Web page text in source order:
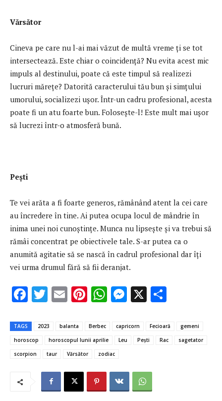
Vărsător
Cineva pe care nu l-ai mai văzut de multă vreme ți se tot
intersectează. Este chiar o coincidență? Nu evita acest mic
impuls al destinului, poate că este timpul să realizezi
lucruri mărețe? Datorită caracterului tău bun și simțului
umorului, socializezi ușor. Într-un cadru profesional, acesta
poate fi un atu foarte bun. Folosește-l! Este mult mai ușor
să lucrezi într-o atmosferă bună.
Pești
Te vei arăta a fi foarte generos, rămânând atent la cei care
au încredere în tine. Ai putea ocupa locul de mândrie în
inima unei noi cunoștințe. Munca nu lipsește și va trebui să
rămâi concentrat pe obiectivele tale. S-ar putea ca o
anumită agitatie să se nască în cadrul profesional dar îți
vei urma drumul fără să fii deranjat.
F
e
b
o
T
it
te
r
E
ai
l
Pi
er
es
t
W
at
s
A
p
p
M
se
er
X
ta
je
TAGS 2023 balanta Berbec capricorn Fecioară
gemeni
horoscop
horoscopul lunii aprilie Leu Peşti Rac
sagetator
scorpion
taur Vărsător zodiac